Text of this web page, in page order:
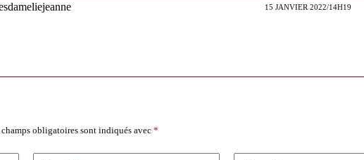
15 JANVIER 2022/14H19
champs obligatoires sont indiqués avec *